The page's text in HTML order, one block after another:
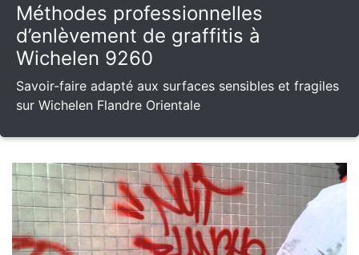
Méthodes professionnelles
d’enlèvement de graffitis à
Wichelen 9260
Savoir-faire adapté aux surfaces sensibles et fragiles
sur Wichelen Flandre Orientale